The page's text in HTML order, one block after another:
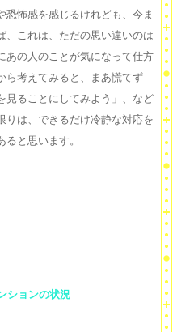
恐怖感を感じるけれども、今ま
、これは、ただの思い違いのは
あの人のことが気になって仕方
ら考えてみると、まあ慌てず
見ることにしてみよう」、など
りは、できるだけ冷静な対応を
と思います。
ションの状況